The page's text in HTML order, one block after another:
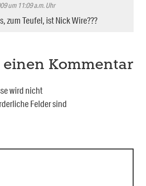
um 11:09 a.m. Uhr
zum Teufel, ist Nick Wire???
einen Kommentar
wird nicht
Felder sind